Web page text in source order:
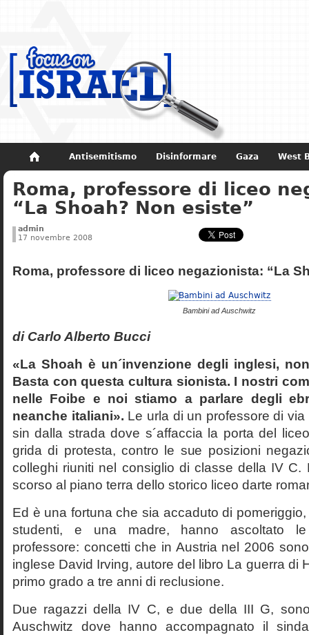
Antisemitismo Disinformare Gaza West
Non dimenticare Storia di Israele
Roma, professore di liceo
“La Shoah? Non esiste”
admin
17 novembre 2008
Roma, professore di liceo negazionista: “La
Bambini ad Auschwitz
di Carlo Alberto Bucci
«La Shoah è un´invenzione degli inglesi,
Basta con questa cultura sionista. I nostri
nelle Foibe e noi stiamo a parlare degli
neanche italiani». Le urla di un professore di
sin dalla strada dove s´affaccia la porta del
grida di protesta, contro le sue posizioni
colleghi riuniti nel consiglio di classe della IV C.
scorso al piano terra dello storico liceo darte
Ed è una fortuna che sia accaduto di
studenti, e una madre, hanno ascoltato le
professore: concetti che in Austria nel 2006
inglese David Irving, autore del libro La guerra di
primo grado a tre anni di reclusione.
Due ragazzi della IV C, e due della III G,
Auschwitz dove hanno accompagnato il